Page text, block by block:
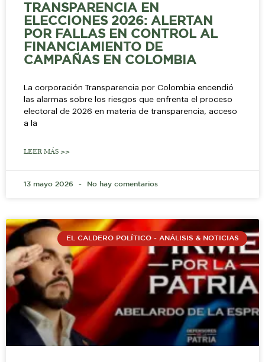
TRANSPARENCIA EN
ELECCIONES 2026: ALERTAN
POR FALLAS EN CONTROL AL
FINANCIAMIENTO DE
CAMPAÑAS EN COLOMBIA
La corporación Transparencia por Colombia encendió
las alarmas sobre los riesgos que enfrenta el proceso
electoral de 2026 en materia de transparencia, acceso
a la
LEER MÁS >>
13 mayo 2026 No hay comentarios
EL CALDERO POLÍTICO - ANÁLISIS & NOTICIAS